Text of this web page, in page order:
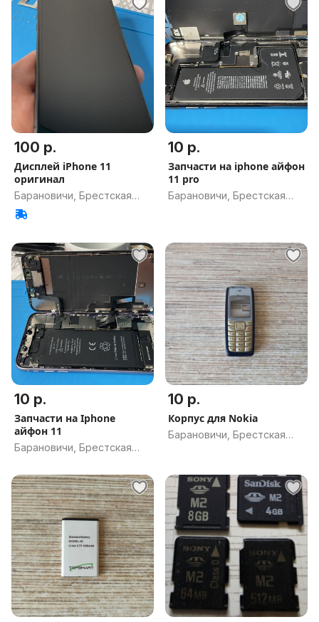
100 р.
Дисплей iPhone 11
оригинал
Барановичи, Брестская
обл.
10 р.
Запчасти на iphone айфон
11 pro
Барановичи, Брестская
10 р.
Запчасти на Iphone
айфон 11
Барановичи, Брестская
10 р.
Корпус для Nokia
Барановичи, Брестская